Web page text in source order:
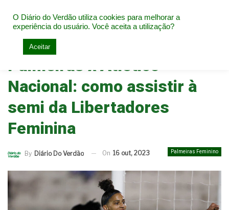
Home Palmeiras Feminino
Palmeiras x Atletico
Nacional: como assistir à
semi da Libertadores
Feminina
Palmeiras Feminino
By Diário Do Verdão On 16 out, 2023
O Diário do Verdão utiliza cookies para melhorar a
experiência do usuário. Você aceita a utilização?
Aceitar